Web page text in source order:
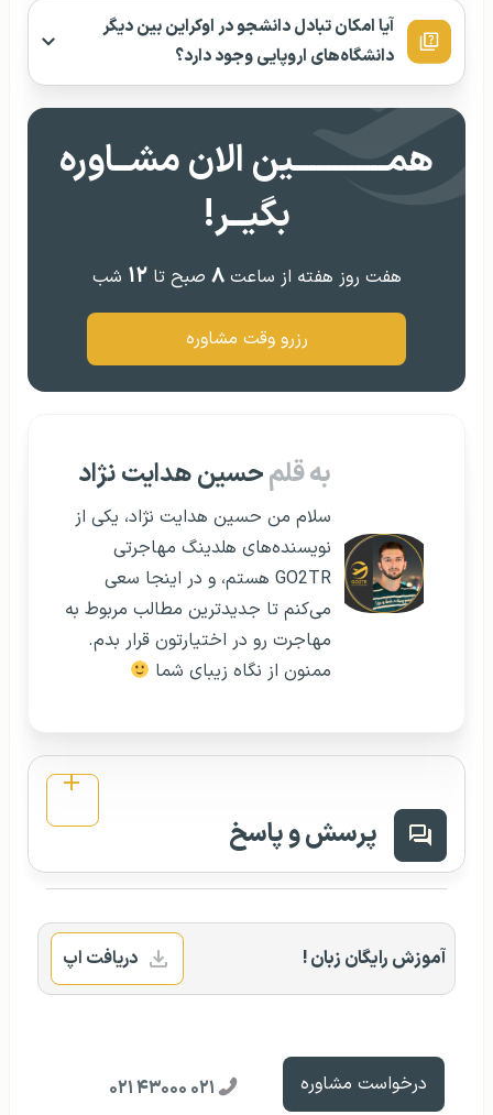
آیا امکان تبادل دانشجو در اوکراین بین دیگر
دانشگاه‌های اروپایی وجود دارد؟
همــــــــــــین الان مشــاوره
بگیــر!
هفت روز هفته از ساعت۸ صبح تا۱۲ شب
رزرو وقت مشاوره
به قلمحسین هدایت نژاد
سلام من حسین هدایت نژاد، یکی از
نویسنده‌های هلدینگ مهاجرتی
GO2TR هستم، و در اینجا سعی
می‌کنم تا جدیدترین مطالب مربوط به
مهاجرت رو در اختیارتون قرار بدم.
ممنون از نگاه زیبای شما
پرسش و پاسخ
آموزش رایگان زبان ! دریافت اپ
درخواست مشاوره ۰۲۱ ۴۳۰۰۰ ۰۲۱